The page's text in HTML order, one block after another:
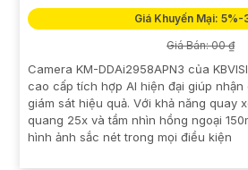
Giá Khuyến Mại: 5%-
Giá Bán: 00 ₫
Camera KM-DDAi2958APN3 của
cao cấp tích hợp AI hiện đại giúp nhận
giám sát hiệu quả. Với khả năng quay
quang 25x và tầm nhìn hồng ngoại
hình ảnh sắc nét trong mọi điều kiện